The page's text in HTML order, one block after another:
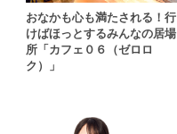
おなかも心も満たされる！行
けばほっとするみんなの居場
所「カフェ０６（ゼロロ
ク）」